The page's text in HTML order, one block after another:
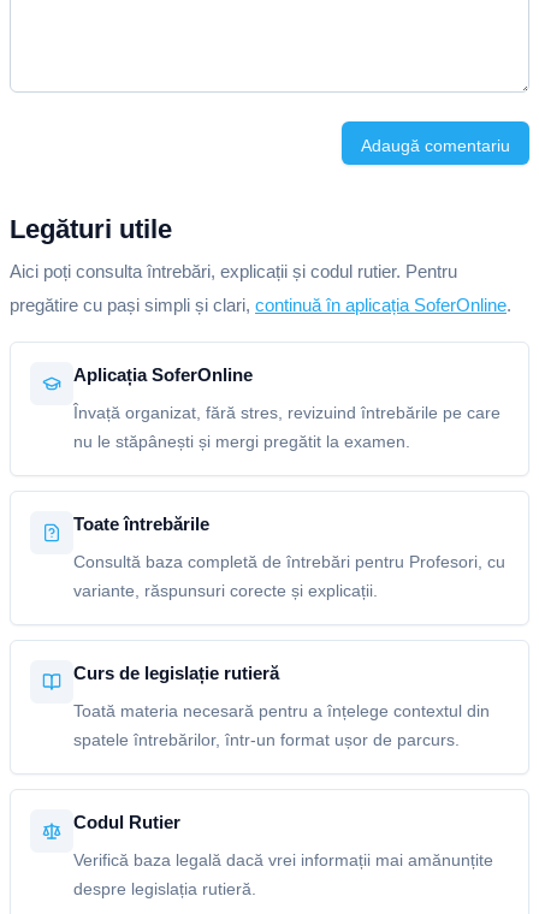
Adaugă comentariu
Legături utile
Aici poți consulta întrebări, explicații și codul rutier. Pentru
pregătire cu pași simpli și clari, continuă în aplicația SoferOnline.
Aplicația SoferOnline
Învață organizat, fără stres, revizuind întrebările pe care
nu le stăpânești și mergi pregătit la examen.
Toate întrebările
Consultă baza completă de întrebări pentru Profesori, cu
variante, răspunsuri corecte și explicații.
Curs de legislație rutieră
Toată materia necesară pentru a înțelege contextul din
spatele întrebărilor, într-un format ușor de parcurs.
Codul Rutier
Verifică baza legală dacă vrei informații mai amănunțite
despre legislația rutieră.